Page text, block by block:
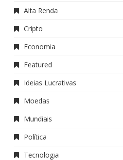
Alta Renda
Cripto
Economia
Featured
Ideias Lucrativas
Moedas
Mundiais
Política
Tecnologia